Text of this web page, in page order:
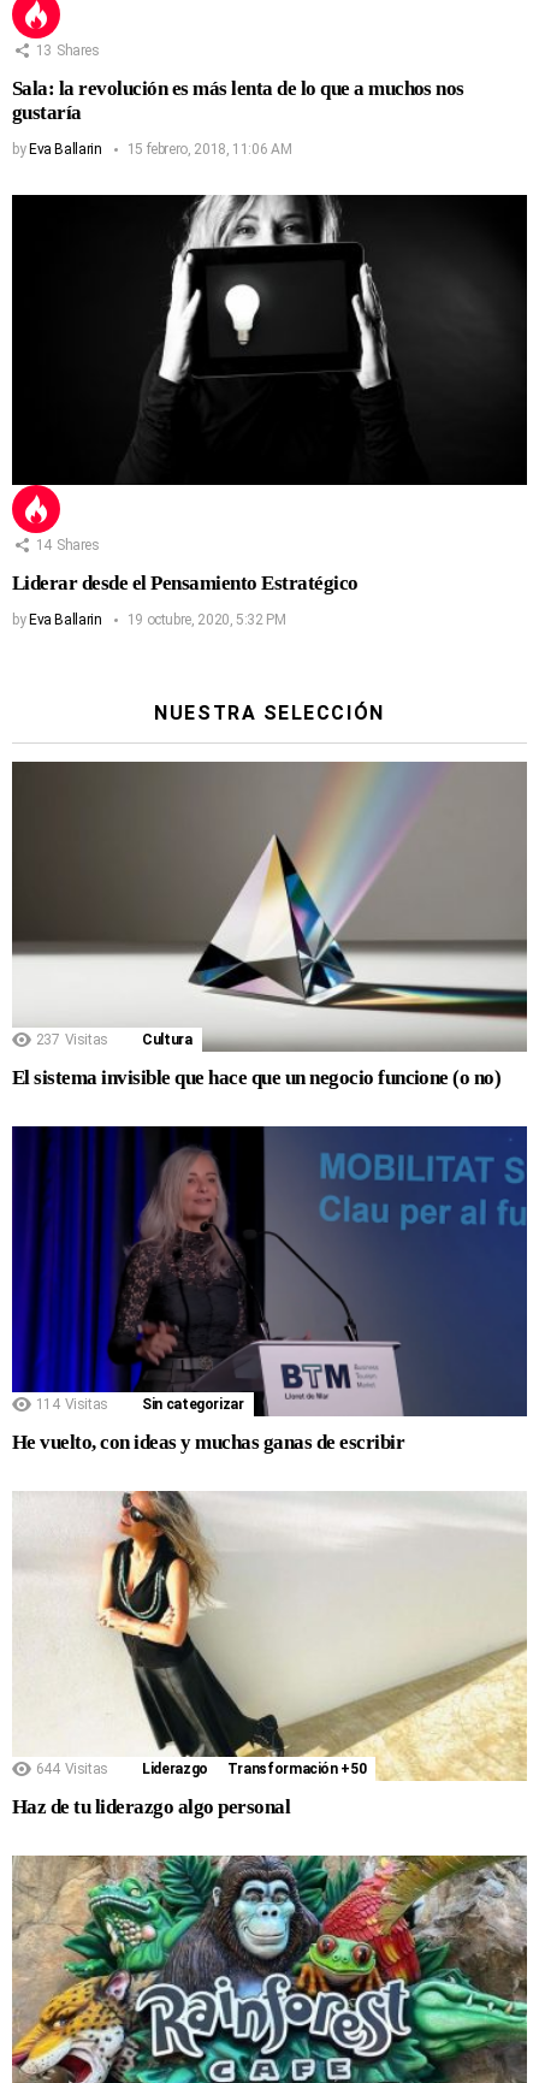
13 Shares
Sala: la revolución es más lenta de lo que a muchos nos
gustaría
by Eva Ballarin 15 febrero, 2018, 11:06 AM
14 Shares
Liderar desde el Pensamiento Estratégico
by Eva Ballarin 19 octubre, 2020, 5:32 PM
NUESTRA SELECCIÓN
237 Visitas Cultura
El sistema invisible que hace que un negocio funcione (o no)
114 Visitas Sin categorizar
He vuelto, con ideas y muchas ganas de escribir
644 Visitas Liderazgo Transformación +50
Haz de tu liderazgo algo personal